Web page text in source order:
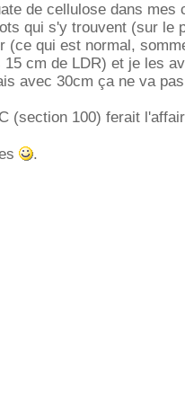
de cellulose dans mes
qui s'y trouvent (sur le
(ce qui est normal,
15 cm de LDR) et je les
avec 30cm ça ne va
(section 100) ferait
.